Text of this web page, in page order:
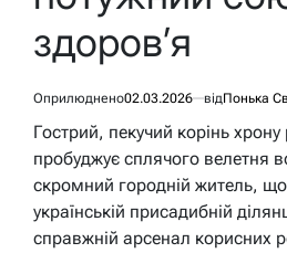
здоров’я
Оприлюднено02.03.2026 відПонька
Гострий, пекучий корінь хрону
пробуджує сплячого велетня
скромний городній житель,
українській присадибній
справжній арсенал корисних